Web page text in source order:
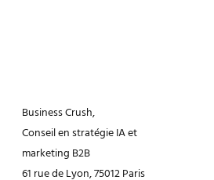
Business Crush,
Conseil en stratégie IA et
marketing B2B
61 rue de Lyon, 75012 Paris